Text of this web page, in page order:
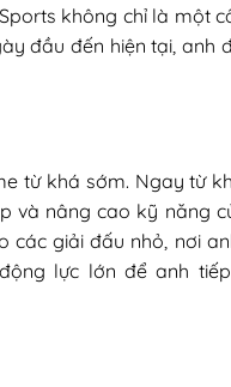
không chỉ là một
đầu đến hiện tại,
từ khá sớm. Ngay từ
và nâng cao kỹ năng
giải đấu nhỏ, nơi
lực lớn để anh